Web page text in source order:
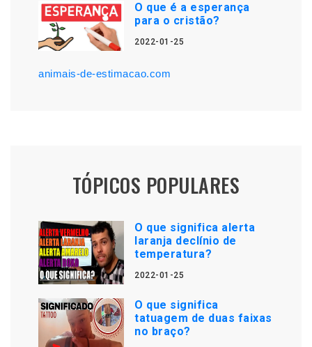
O que é a esperança
para o cristão?
2022-01-25
animais-de-estimacao.com
TÓPICOS POPULARES
O que significa alerta
laranja declínio de
temperatura?
2022-01-25
O que significa
tatuagem de duas faixas
no braço?